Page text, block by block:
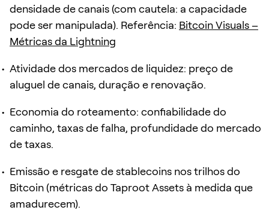
densidade de canais (com cautela: a capacidade
pode ser manipulada). Referência: Bitcoin Visuals –
Métricas da Lightning
Atividade dos mercados de liquidez: preço de
aluguel de canais, duração e renovação.
Economia do roteamento: confiabilidade do
caminho, taxas de falha, profundidade do mercado
de taxas.
Emissão e resgate de stablecoins nos trilhos do
Bitcoin (métricas do Taproot Assets à medida que
amadurecem).